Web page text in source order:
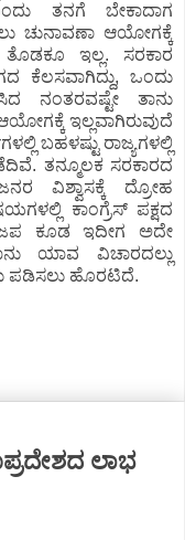
ತನಗೆ ಬೇಕಾದಾಗ
ಚುನಾವಣಾ ಆಯೋಗಕ್ಕೆ
ಇಲ್ಲ. ಸರಕಾರ
ಕೆಲಸವಾಗಿದ್ದು, ಒಂದು
ನಂತರವಷ್ಟೇ ತಾನು
ಇಲ್ಲವಾಗಿರುವುದೆ
ಬಹಳಷ್ಟು ರಾಜ್ಯಗಳಲ್ಲಿ
ತನ್ಮೂಲಕ ಸರಕಾರದ
ವಿಶ್ವಾಸಕ್ಕೆ ದ್ರೋಹ
ಕಾಂಗ್ರೆಸ್ ಪಕ್ಷದ
ಕೂಡ ಇದೀಗ ಅದೇ
ಯಾವ ವಿಚಾರದಲ್ಲು
ಪಡಿಸಲು ಹೊರಟಿದೆ.
ಲಾಭ